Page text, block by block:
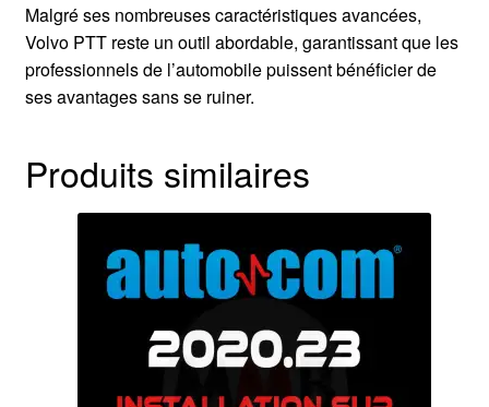
Malgré ses nombreuses caractéristiques avancées,
Volvo PTT reste un outil abordable, garantissant que les
professionnels de l’automobile puissent bénéficier de
ses avantages sans se ruiner.
Produits similaires